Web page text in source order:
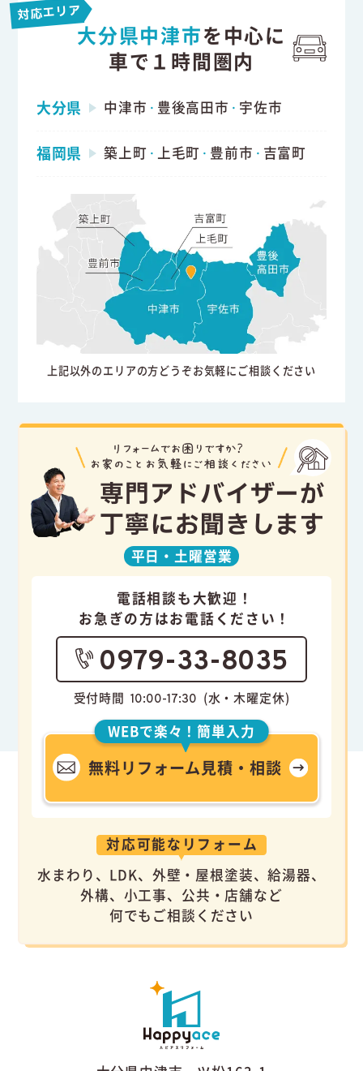
対応エリア
大分県中津市を中心に
車で１時間圏内
大分県 中津市 ・ 豊後高田市 ・ 宇佐市
福岡県 築上町 ・ 上毛町 ・ 豊前市 ・ 吉富町
上記以外のエリアの方どうぞお気軽にご相談ください
専門アドバイザーが
丁寧にお聞きします
平日・土曜営業
電話相談も大歓迎！
お急ぎの方はお電話ください！
0979-33-8035
受付時間 10:00-17:30 (水・木曜定休)
WEBで楽々！簡単入力
無料リフォーム見積・相談
対応可能なリフォーム
水まわり、LDK、外壁・屋根塗装、給湯器、
外構、小工事、公共・店舗など
何でもご相談ください